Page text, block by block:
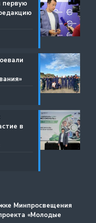
услуги
лиц с
первую
в
Минпросвещения
«Молодые